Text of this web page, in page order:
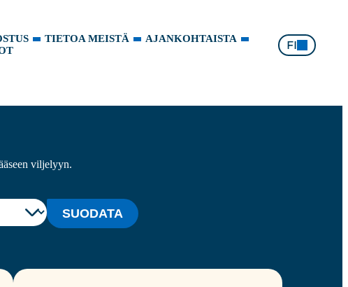
TIETOA MEISTÄ
AJANKOHTAISTA
FI
viljelyyn.
SUODATA